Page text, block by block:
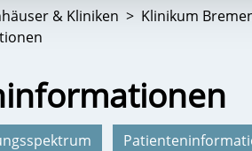
& Kliniken Klinikum